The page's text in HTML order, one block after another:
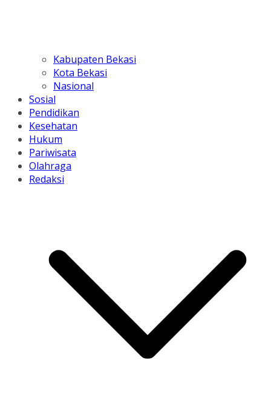
Kabupaten Bekasi
Kota Bekasi
Nasional
Sosial
Pendidikan
Kesehatan
Hukum
Pariwisata
Olahraga
Redaksi